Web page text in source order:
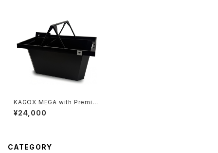
KAGOX MEGA with Premiu
m Clips
¥24,000
CATEGORY